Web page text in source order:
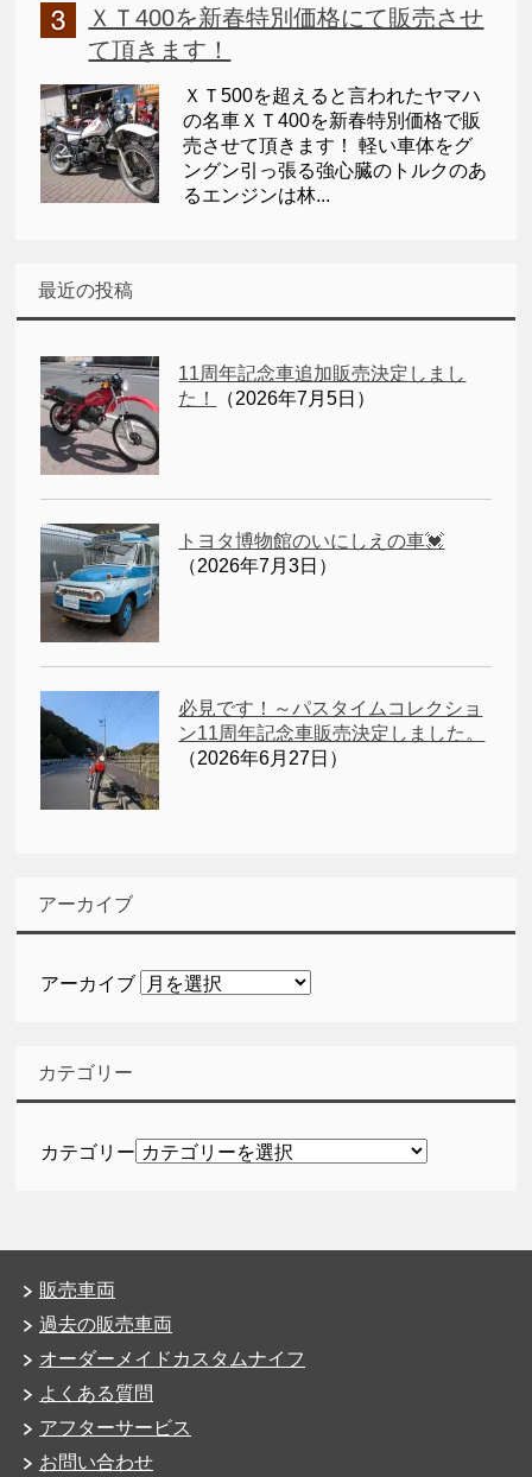
ＸＴ400を新春特別価格にて販売させ
て頂きます！
ＸＴ500を超えると言われたヤマハ
の名車ＸＴ400を新春特別価格で販
売させて頂きます！ 軽い車体をグ
ングン引っ張る強心臓のトルクのあ
るエンジンは林...
最近の投稿
11周年記念車追加販売決定しまし
た！
（2026年7月5日）
トヨタ博物館のいにしえの車💓
（2026年7月3日）
必見です！～パスタイムコレクショ
ン11周年記念車販売決定しました。
（2026年6月27日）
アーカイブ
アーカイブ
カテゴリー
カテゴリー
販売車両
過去の販売車両
オーダーメイドカスタムナイフ
よくある質問
アフターサービス
お問い合わせ